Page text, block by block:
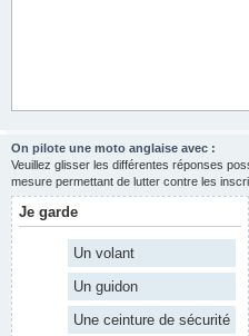
On pilote une moto anglaise avec :
Veuillez glisser les différentes réponses
mesure permettant de lutter contre les
Je garde
Un volant
Un guidon
Une ceinture de sécurité